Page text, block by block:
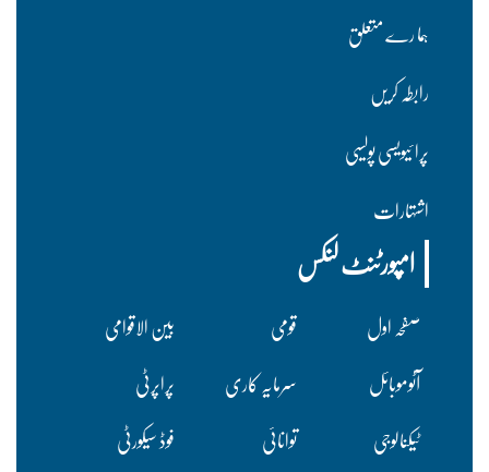
ہما رے متعلق
رابطہ کریں
پرا ئیویسی پولسیی
اشتہارات
امپورٹنٹ لنکس
صفحہ اول قومی
بین الاقوامی
آٹوموبائل
سرمایہ کاری
پراپرٹی
ٹیکنالوجی
توانائی
فوڈ سیکورٹی